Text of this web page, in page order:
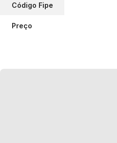
Código Fipe
Preço